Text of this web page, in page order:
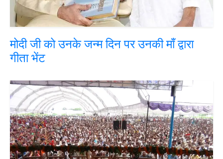
मोदी जी को उनके जन्म दिन पर उनकी माँ द्वारा
गीता भेंट